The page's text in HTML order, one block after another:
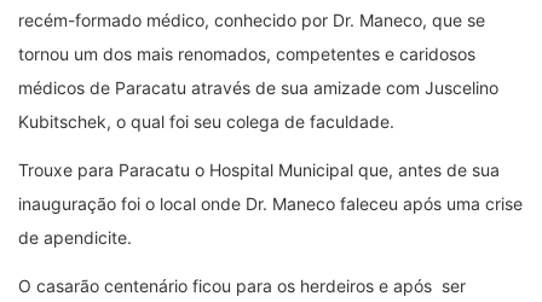
recém-formado médico, conhecido por Dr. Maneco, que se
tornou um dos mais renomados, competentes e caridosos
médicos de Paracatu através de sua amizade com Juscelino
Kubitschek, o qual foi seu colega de faculdade.
Trouxe para Paracatu o Hospital Municipal que, antes de sua
inauguração foi o local onde Dr. Maneco faleceu após uma crise
de apendicite.
O casarão centenário ficou para os herdeiros e após ser